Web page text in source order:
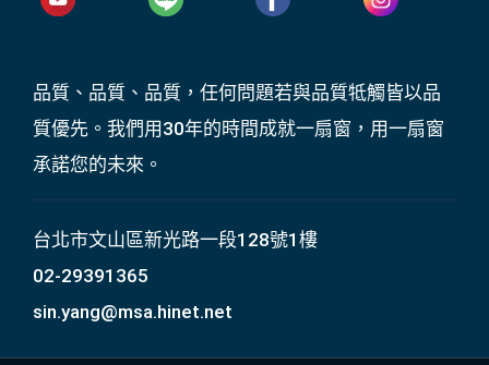
品質、品質、品質，任何問題若與品質牴觸皆以品
質優先。我們用30年的時間成就一扇窗，用一扇窗
承諾您的未來。
台北市文山區新光路一段128號1樓
02-29391365
sin.yang@msa.hinet.net